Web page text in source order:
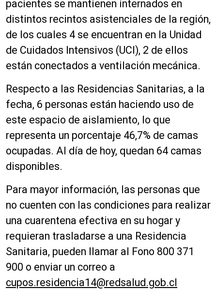
pacientes se mantienen internados en
distintos recintos asistenciales de la región,
de los cuales 4 se encuentran en la Unidad
de Cuidados Intensivos (UCI), 2 de ellos
están conectados a ventilación mecánica.
Respecto a las Residencias Sanitarias, a la
fecha, 6 personas están haciendo uso de
este espacio de aislamiento, lo que
representa un porcentaje 46,7% de camas
ocupadas. Al día de hoy, quedan 64 camas
disponibles.
Para mayor información, las personas que
no cuenten con las condiciones para realizar
una cuarentena efectiva en su hogar y
requieran trasladarse a una Residencia
Sanitaria, pueden llamar al Fono 800 371
900 o enviar un correo a
cupos.residencia14@redsalud.gob.cl